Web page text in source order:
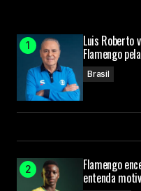
Luis Roberto
Flamengo
Brasil
Flamengo
entenda